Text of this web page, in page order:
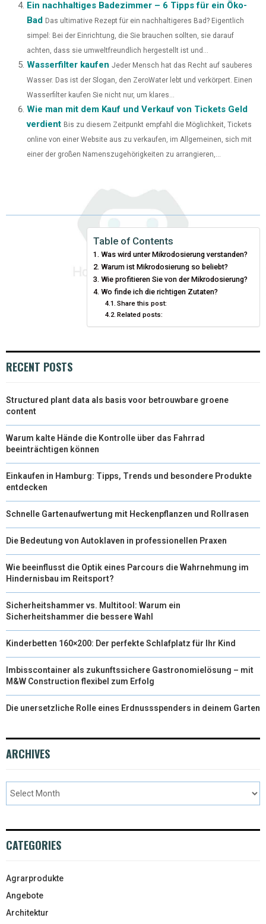
Ein nachhaltiges Badezimmer – 6 Tipps für ein Öko-
Bad Das ultimative Rezept für ein nachhaltigeres Bad? Eigentlich
simpel: Bei der Einrichtung, die Sie brauchen sollten, sie darauf
achten, dass sie umweltfreundlich hergestellt ist und...
Wasserfilter kaufen Jeder Mensch hat das Recht auf sauberes
Wasser. Das ist der Slogan, den ZeroWater lebt und verkörpert. Einen
Wasserfilter kaufen Sie nicht nur, um klares...
Wie man mit dem Kauf und Verkauf von Tickets Geld
verdient Bis zu diesem Zeitpunkt empfahl die Möglichkeit, Tickets
online von einer Website aus zu verkaufen, im Allgemeinen, sich mit
einer der großen Namenszugehörigkeiten zu arrangieren,...
Table of Contents
Was wird unter Mikrodosierung verstanden?
Warum ist Mikrodosierung so beliebt?
Wie profitieren Sie von der Mikrodosierung?
Wo finde ich die richtigen Zutaten?
Share this post:
Related posts:
RECENT POSTS
Structured plant data als basis voor betrouwbare groene
content
Warum kalte Hände die Kontrolle über das Fahrrad
beeinträchtigen können
Einkaufen in Hamburg: Tipps, Trends und besondere Produkte
entdecken
Schnelle Gartenaufwertung mit Heckenpflanzen und Rollrasen
Die Bedeutung von Autoklaven in professionellen Praxen
Wie beeinflusst die Optik eines Parcours die Wahrnehmung im
Hindernisbau im Reitsport?
Sicherheitshammer vs. Multitool: Warum ein
Sicherheitshammer die bessere Wahl
Kinderbetten 160×200: Der perfekte Schlafplatz für Ihr Kind
Imbisscontainer als zukunftssichere Gastronomielösung – mit
M&W Construction flexibel zum Erfolg
Die unersetzliche Rolle eines Erdnussspenders in deinem Garten
ARCHIVES
CATEGORIES
Agrarprodukte
Angebote
Architektur